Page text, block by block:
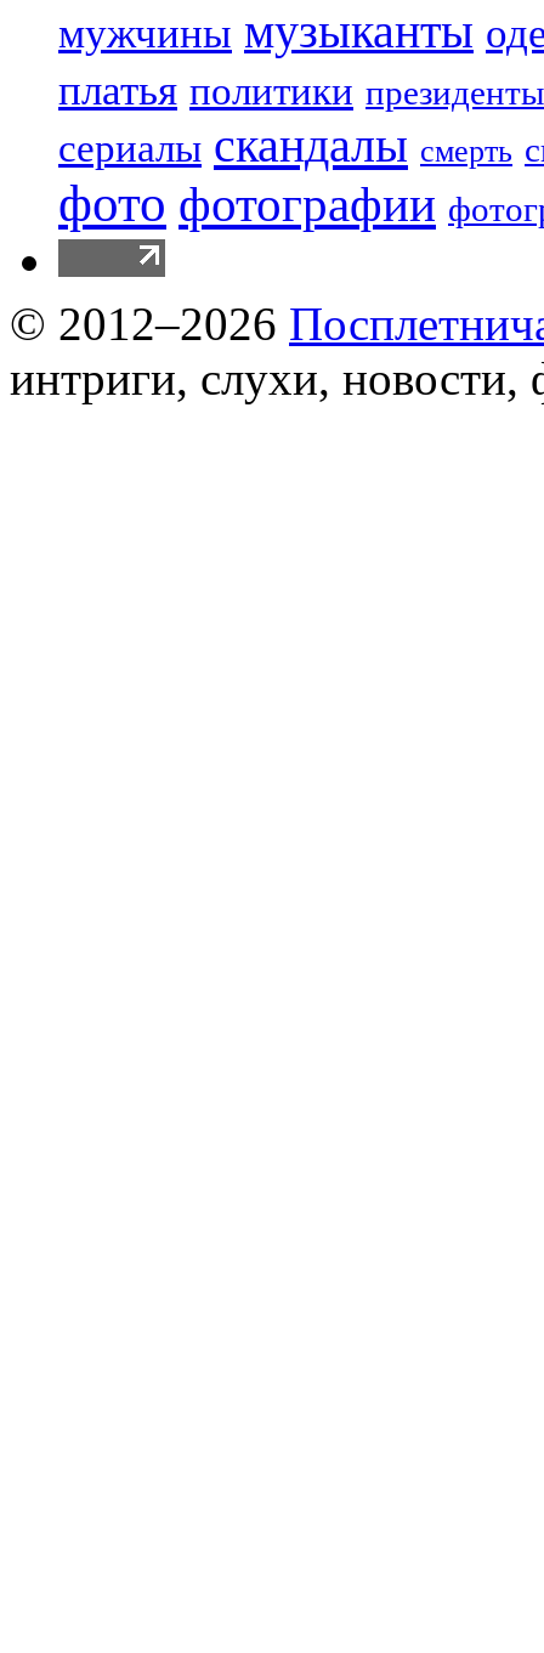
мужчины музыканты
платья политики президенты
сериалы скандалы смерть
фото фотографии
© 2012–2026
интриги, слухи, новости,